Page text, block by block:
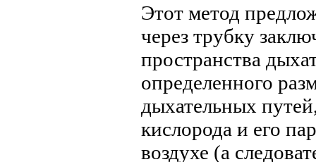
Этот метод
через трубку
пространства
определенного
дыхательных
кислорода и его
воздухе (а